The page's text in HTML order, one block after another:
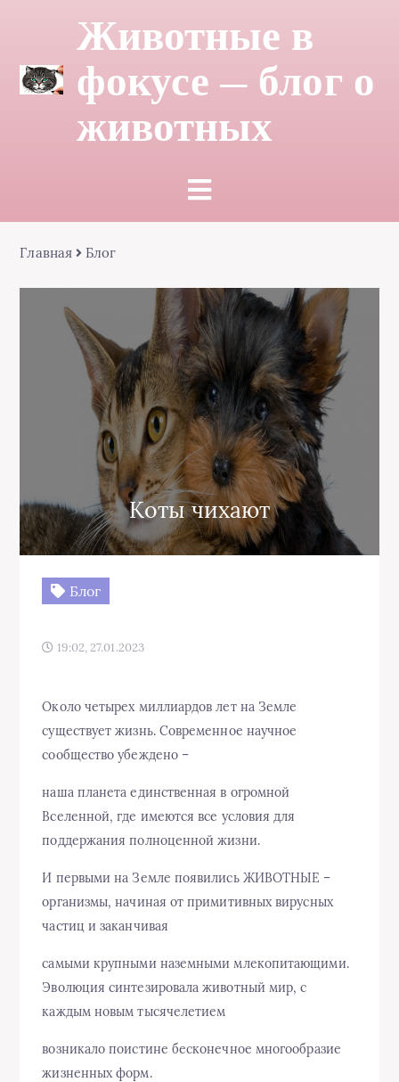
Животные в
фокусе — блог о
животных
Главная Блог
Коты чихают
Блог
19:02, 27.01.2023
Около четырех миллиардов лет на Земле
существует жизнь. Современное научное
сообщество убеждено –
наша планета единственная в огромной
Вселенной, где имеются все условия для
поддержания полноценной жизни.
И первыми на Земле появились ЖИВОТНЫЕ –
организмы, начиная от примитивных вирусных
частиц и заканчивая
самыми крупными наземными млекопитающими.
Эволюция синтезировала животный мир, с
каждым новым тысячелетием
возникало поистине бесконечное многообразие
жизненных форм.